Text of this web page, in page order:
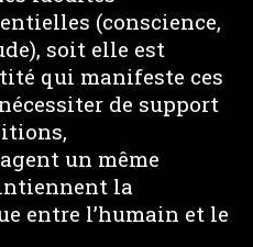
(conscience,
soit elle est
qui manifeste ces
de support
un même
la
entre l’humain et le